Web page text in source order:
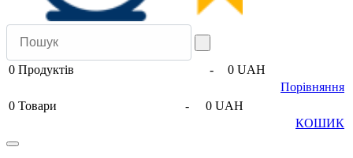
0 Продуктів -
0 UAH
Порівняння
0 Товари -
0 UAH
КОШИК